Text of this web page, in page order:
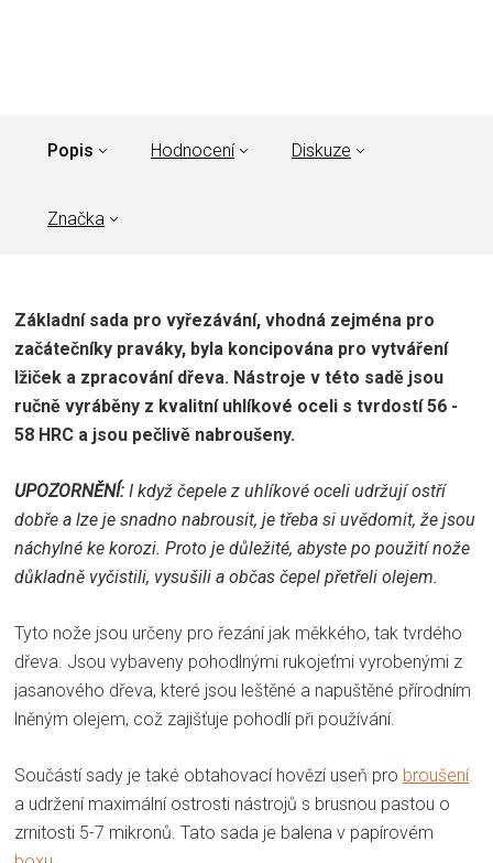
Popis Hodnocení Diskuze
Značka
Základní sada pro vyřezávání, vhodná zejména pro
začátečníky praváky, byla koncipována pro vytváření
lžiček a zpracování dřeva. Nástroje v této sadě jsou
ručně vyráběny z kvalitní uhlíkové oceli s tvrdostí 56 -
58 HRC a jsou pečlivě nabroušeny.
UPOZORNĚNÍ: I když čepele z uhlíkové oceli udržují ostří
dobře a lze je snadno nabrousit, je třeba si uvědomit, že jsou
náchylné ke korozi. Proto je důležité, abyste po použití nože
důkladně vyčistili, vysušili a občas čepel přetřeli olejem.
Tyto nože jsou určeny pro řezání jak měkkého, tak tvrdého
dřeva. Jsou vybaveny pohodlnými rukojeťmi vyrobenými z
jasanového dřeva, které jsou leštěné a napuštěné přírodním
lněným olejem, což zajišťuje pohodlí při používání.
Součástí sady je také obtahovací hovězí useň pro broušení
a udržení maximální ostrosti nástrojů s brusnou pastou o
zrnitosti 5-7 mikronů. Tato sada je balena v papírovém